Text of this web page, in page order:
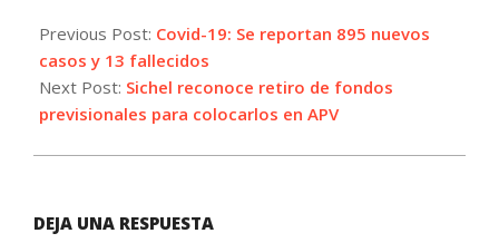
09-
30
Previous Post: Covid-19: Se reportan 895 nuevos
casos y 13 fallecidos
Next Post: Sichel reconoce retiro de fondos
previsionales para colocarlos en APV
DEJA UNA RESPUESTA